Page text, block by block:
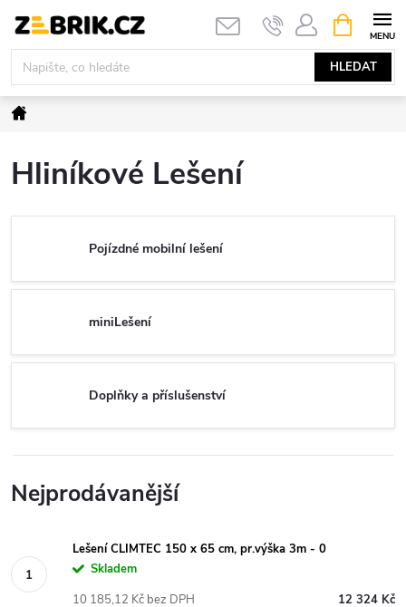
obsah
HLEDAT
NÁKUPNÍ
KOŠÍK
Domů
Hliníkové Lešení
Pojízdné mobilní lešení
miniLešení
Doplňky a příslušenství
Nejprodávanější
Lešení CLIMTEC 150 x 65 cm, pr.výška 3m - 0
Skladem
12 324 Kč
10 185,12 Kč bez DPH